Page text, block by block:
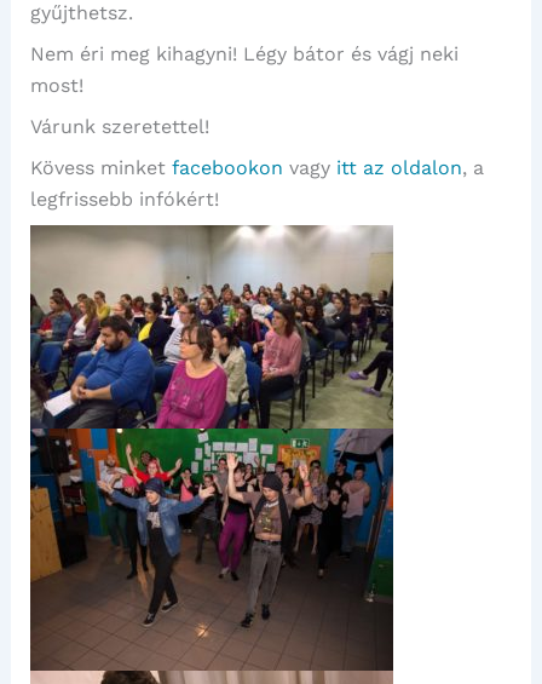
gyűjthetsz.
Nem éri meg kihagyni! Légy bátor és vágj neki
most!
Várunk szeretettel!
Kövess minket facebookon vagy itt az oldalon, a
legfrissebb infókért!